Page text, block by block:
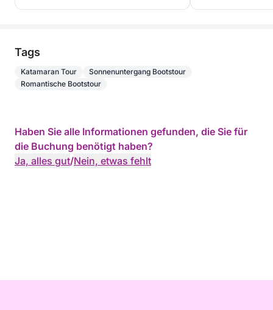
Tags
Katamaran Tour
Sonnenuntergang Bootstour
Romantische Bootstour
Haben Sie alle Informationen gefunden, die Sie für
die Buchung benötigt haben?
Ja, alles gut/Nein, etwas fehlt